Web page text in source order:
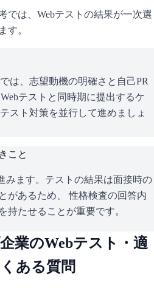
では、Webテストの結果が一次選
す。
は、志望動機の明確さと自己PR
テストと同時期に提出するケ
スト対策を並行して進めましょ
こと
みます。テストの結果は面接時の
があるため、 性格検査の回答内
持たせることが重要です。
業のWebテスト・適
ある質問